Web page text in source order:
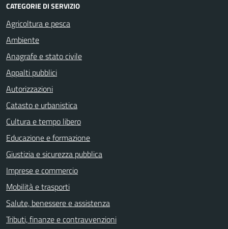
CATEGORIE DI SERVIZIO
Agricoltura e pesca
Ambiente
Anagrafe e stato civile
Appalti pubblici
Autorizzazioni
Catasto e urbanistica
Cultura e tempo libero
Educazione e formazione
Giustizia e sicurezza pubblica
Imprese e commercio
Mobilità e trasporti
Salute, benessere e assistenza
Tributi, finanze e contravvenzioni